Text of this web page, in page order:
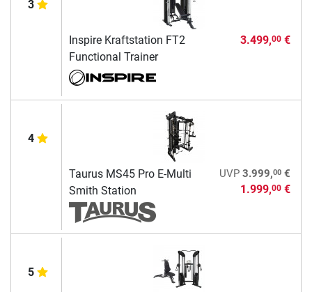
3
Inspire Kraftstation FT2
Functional Trainer
3.499,00€
4
Taurus MS45 Pro E-Multi
Smith Station
UVP 3.999,00€
1.999,00€
5